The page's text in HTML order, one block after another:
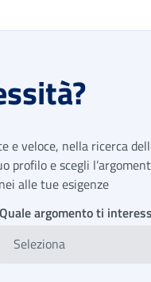
e veloce, nella ricerca
profilo e scegli
alle tue esigenze
Quale argomento ti
Seleziona